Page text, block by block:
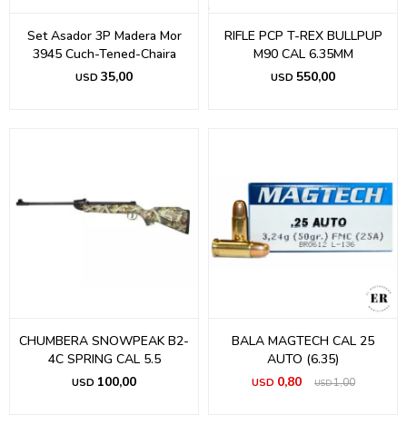
Set Asador 3P Madera Mor
3945 Cuch-Tened-Chaira
USD 35,00
RIFLE PCP T-REX BULLPUP
M90 CAL 6.35MM
USD 550,00
CHUMBERA SNOWPEAK B2-
4C SPRING CAL 5.5
USD 100,00
BALA MAGTECH CAL 25
AUTO (6.35)
USD 0,80 USD1,00